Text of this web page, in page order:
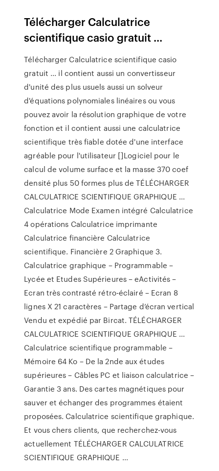
Télécharger Calculatrice
scientifique casio gratuit ...
Télécharger Calculatrice scientifique casio
gratuit ... il contient aussi un convertisseur
d'unité des plus usuels aussi un solveur
d'équations polynomiales linéaires ou vous
pouvez avoir la résolution graphique de votre
fonction et il contient aussi une calculatrice
scientifique très fiable dotée d'une interface
agréable pour l'utilisateur []Logiciel pour le
calcul de volume surface et la masse 370 coef
densité plus 50 formes plus de TÉLÉCHARGER
CALCULATRICE SCIENTIFIQUE GRAPHIQUE ...
Calculatrice Mode Examen intégré Calculatrice
4 opérations Calculatrice imprimante
Calculatrice financière Calculatrice
scientifique. Financière 2 Graphique 3.
Calculatrice graphique – Programmable –
Lycée et Etudes Supérieures – eActivités –
Ecran très contrasté rétro-éclairé – Ecran 8
lignes X 21 caractères – Partage d’écran vertical
Vendu et expédié par Bircat. TÉLÉCHARGER
CALCULATRICE SCIENTIFIQUE GRAPHIQUE ...
Calculatrice scientifique programmable –
Mémoire 64 Ko – De la 2nde aux études
supérieures – Câbles PC et liaison calculatrice –
Garantie 3 ans. Des cartes magnétiques pour
sauver et échanger des programmes étaient
proposées. Calculatrice scientifique graphique.
Et vous chers clients, que recherchez-vous
actuellement TÉLÉCHARGER CALCULATRICE
SCIENTIFIQUE GRAPHIQUE ...